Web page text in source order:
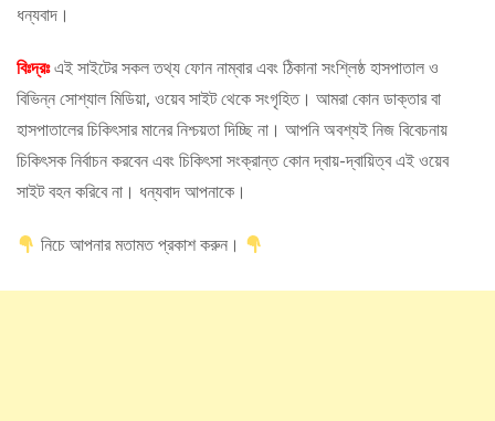
ধন্যবাদ।
বিঃদ্রঃএই সাইটের সকল তথ্য ফোন নাম্বার এবং ঠিকানা সংশ্লিষ্ঠ হাসপাতাল ও
বিভিন্ন সোশ্যাল মিডিয়া, ওয়েব সাইট থেকে সংগৃহিত। আমরা কোন ডাক্তার বা
হাসপাতালের চিকিৎসার মানের নিশ্চয়তা দিচ্ছি না। আপনি অবশ্যই নিজ বিবেচনায়
চিকিৎসক নির্বাচন করবেন এবং চিকিৎসা সংক্রান্ত কোন দ্বায়-দ্বায়িত্ব এই ওয়েব
সাইট বহন করিবে না। ধন্যবাদ আপনাকে।
নিচে আপনার মতামত প্রকাশ করুন।